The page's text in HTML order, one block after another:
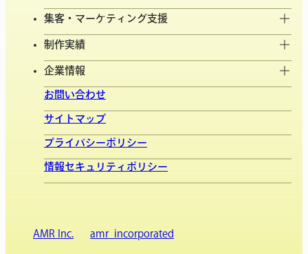
集客・マーケティング支援
制作実績
企業情報
お問い合わせ
サイトマップ
プライバシーポリシー
情報セキュリティポリシー
AMR Inc. amr_incorporated